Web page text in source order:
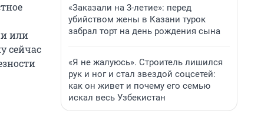
или
сейчас
«Заказали на 3-летие»: перед
убийством жены в Казани турок
забрал торт на день рождения сына
«Я не жалуюсь». Строитель лишился
рук и ног и стал звездой соцсетей:
как он живет и почему его семью
искал весь Узбекистан